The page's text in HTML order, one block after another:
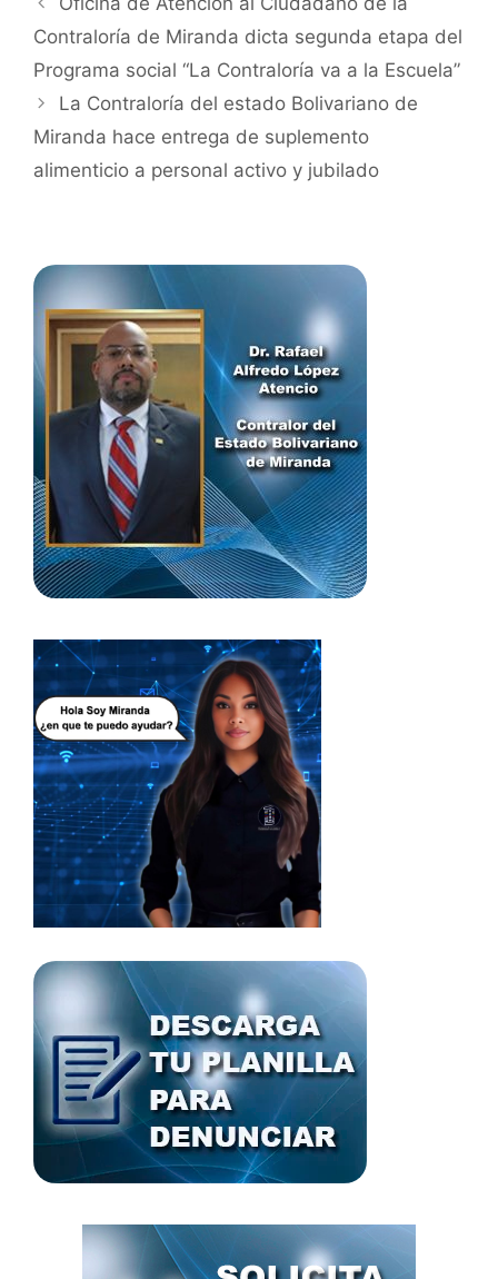
Contraloría de Miranda dicta segunda etapa del
Programa social “La Contraloría va a la Escuela”
La Contraloría del estado Bolivariano de
Miranda hace entrega de suplemento
alimenticio a personal activo y jubilado